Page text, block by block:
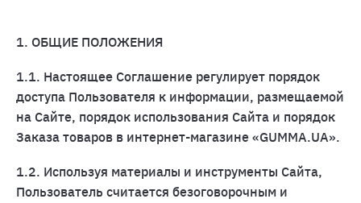
1. ОБЩИЕ ПОЛОЖЕНИЯ
1.1. Настоящее Соглашение регулирует порядок
доступа Пользователя к информации, размещаемой
на Сайте, порядок использования Сайта и порядок
Заказа товаров в интернет-магазине «GUMMA.UA».
1.2. Используя материалы и инструменты Сайта,
Пользователь считается безоговорочным и